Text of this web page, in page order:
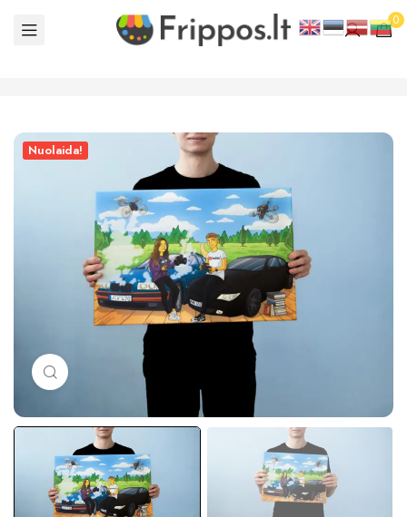
0
Nuolaida!
Click to enlarge